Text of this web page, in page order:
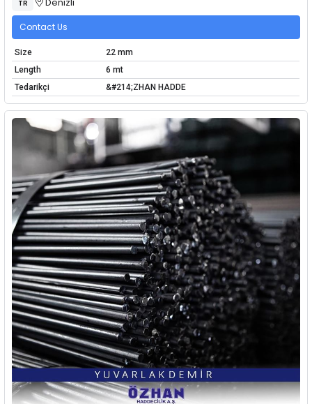
TR
Contact Us
Size
22 mm
Length
6 mt
Tedarikçi
&#214;ZHAN HADDE